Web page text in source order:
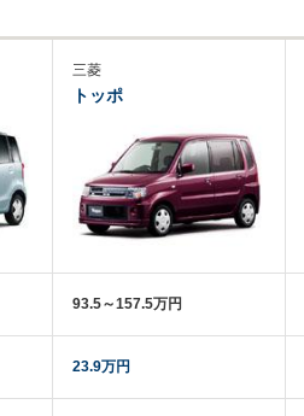
三菱
トッポ
93.5～157.5万円
23.9万円